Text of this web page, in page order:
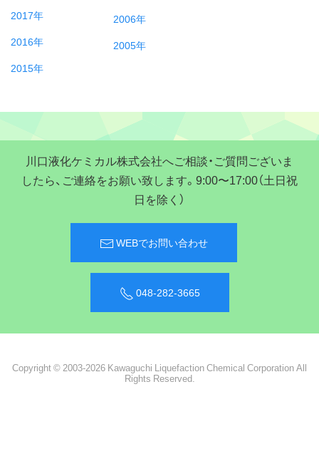
2017年
2016年
2015年
2006年
2005年
川口液化ケミカル株式会社へご相談・ご質問ございま
したら、ご連絡をお願い致します。9:00〜17:00（土日祝
日を除く）
WEBでお問い合わせ
048-282-3665
Copyright © 2003-2026 Kawaguchi Liquefaction Chemical Corporation All
Rights Reserved.